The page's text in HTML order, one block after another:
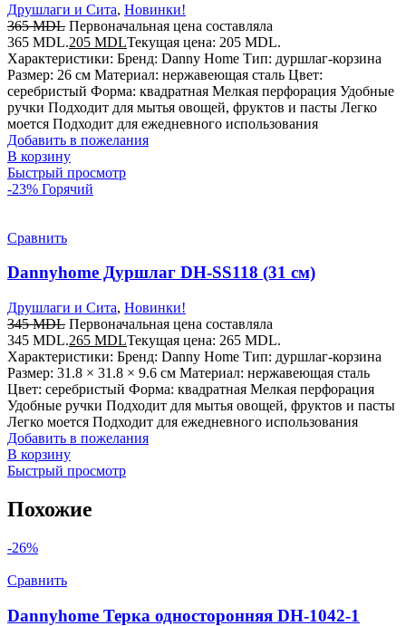
Друшлаги и Сита, Новинки!
365MDL Первоначальная цена составляла
365 MDL.205 MDLТекущая цена: 205 MDL.
Характеристики: Бренд: Danny Home Тип: дуршлаг-корзина
Размер: 26 см Материал: нержавеющая сталь Цвет:
серебристый Форма: квадратная Мелкая перфорация Удобные
ручки Подходит для мытья овощей, фруктов и пасты Легко
моется Подходит для ежедневного использования
Добавить в пожелания
В корзину
Быстрый просмотр
-23% Горячий
Сравнить
Dannyhome Дуршлаг DH-SS118 (31 см)
Друшлаги и Сита, Новинки!
345MDL Первоначальная цена составляла
345 MDL.265 MDLТекущая цена: 265 MDL.
Характеристики: Бренд: Danny Home Тип: дуршлаг-корзина
Размер: 31.8 × 31.8 × 9.6 см Материал: нержавеющая сталь
Цвет: серебристый Форма: квадратная Мелкая перфорация
Удобные ручки Подходит для мытья овощей, фруктов и пасты
Легко моется Подходит для ежедневного использования
Добавить в пожелания
В корзину
Быстрый просмотр
Похожие
-26%
Сравнить
Dannyhome Терка односторонняя DH-1042-1